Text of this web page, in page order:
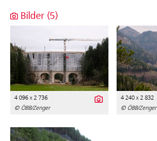
Bilder (5)
4 096 x 2 736
© ÖBB/Zenger
4 240 x 2 832
© ÖBB/Zenger